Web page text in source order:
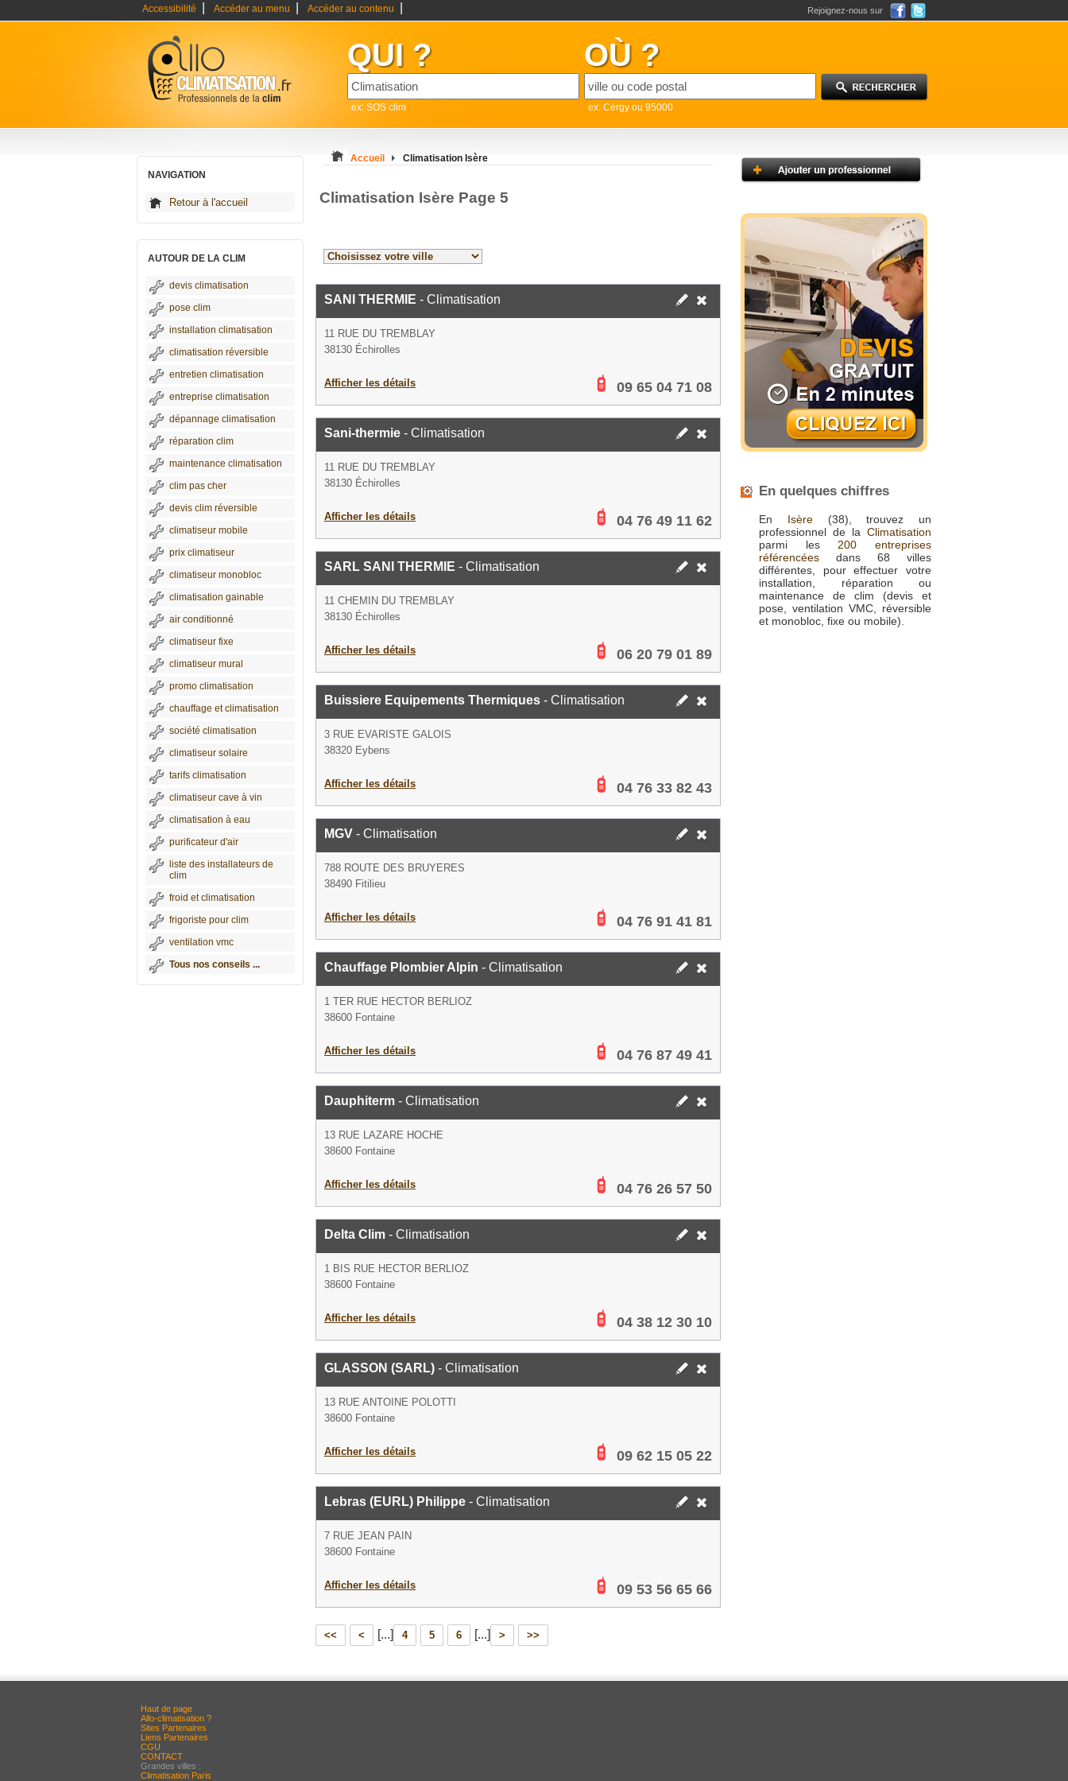
Accessibilité Accéder au menu Accéder au contenu Rejoignez-nous sur
QUI ?
ex: SOS clim
OÙ ?
ex: Cergy ou 95000
NAVIGATION
Retour à l'accueil
AUTOUR DE LA CLIM
devis climatisation
pose clim
installation climatisation
climatisation réversible
entretien climatisation
entreprise climatisation
dépannage climatisation
réparation clim
maintenance climatisation
clim pas cher
devis clim réversible
climatiseur mobile
prix climatiseur
climatiseur monobloc
climatisation gainable
air conditionné
climatiseur fixe
climatiseur mural
promo climatisation
chauffage et climatisation
société climatisation
climatiseur solaire
tarifs climatisation
climatiseur cave à vin
climatisation à eau
purificateur d'air
liste des installateurs de
clim
froid et climatisation
frigoriste pour clim
ventilation vmc
Tous nos conseils ...
Accueil Climatisation Isère
Climatisation Isère Page 5
SANI THERMIE - Climatisation
11 RUE DU TREMBLAY
38130 Échirolles
Afficher les détails 09 65 04 71 08
Sani-thermie - Climatisation
11 RUE DU TREMBLAY
38130 Échirolles
Afficher les détails 04 76 49 11 62
SARL SANI THERMIE - Climatisation
11 CHEMIN DU TREMBLAY
38130 Échirolles
Afficher les détails 06 20 79 01 89
Buissiere Equipements Thermiques - Climatisation
3 RUE EVARISTE GALOIS
38320 Eybens
Afficher les détails 04 76 33 82 43
MGV - Climatisation
788 ROUTE DES BRUYERES
38490 Fitilieu
Afficher les détails 04 76 91 41 81
Chauffage Plombier Alpin - Climatisation
1 TER RUE HECTOR BERLIOZ
38600 Fontaine
Afficher les détails 04 76 87 49 41
Dauphiterm - Climatisation
13 RUE LAZARE HOCHE
38600 Fontaine
Afficher les détails 04 76 26 57 50
Delta Clim - Climatisation
1 BIS RUE HECTOR BERLIOZ
38600 Fontaine
Afficher les détails 04 38 12 30 10
GLASSON (SARL) - Climatisation
13 RUE ANTOINE POLOTTI
38600 Fontaine
Afficher les détails 09 62 15 05 22
Lebras (EURL) Philippe - Climatisation
7 RUE JEAN PAIN
38600 Fontaine
Afficher les détails 09 53 56 65 66
<< < [...] 4 5 6 [...] > >>
En quelques chiffres
En Isère(38), trouvez un
professionnel de la Climatisation
parmi les 200 entreprises
référencées dans 68 villes
différentes, pour effectuer votre
installation, réparation ou
maintenance de clim (devis et
pose, ventilation VMC, réversible
et monobloc, fixe ou mobile).
Haut de page
Allo-climatisation ?
Sites Partenaires
Liens Partenaires
CGU
CONTACT
Grandes villes :
Climatisation Paris